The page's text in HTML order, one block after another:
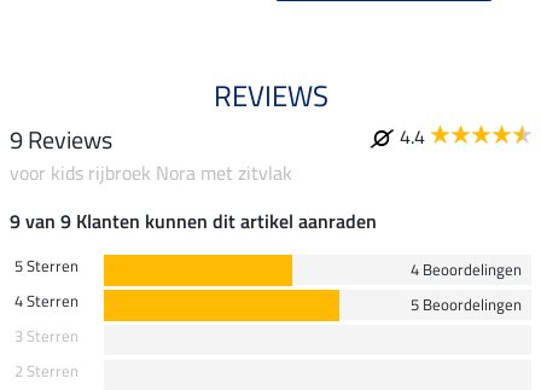
REVIEWS
9 Reviews
4.4
voor kids rijbroek Nora met zitvlak
9 van 9 Klanten kunnen dit artikel aanraden
5 Sterren
4 Beoordelingen
4 Sterren
5 Beoordelingen
3 Sterren
2 Sterren